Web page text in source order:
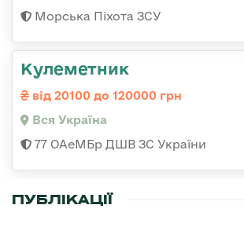
Морська Піхота ЗСУ
Кулеметник
від 20100 до 120000 грн
Вся Україна
77 ОАеМБр ДШВ ЗС України
ПУБЛІКАЦІЇ